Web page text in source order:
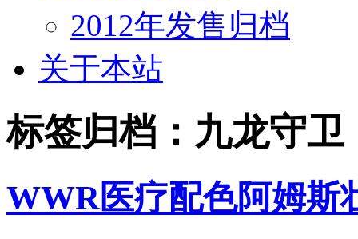
2012年发售归档
关于本站
标签归档： 九龙守卫
WWR医疗配色阿姆斯